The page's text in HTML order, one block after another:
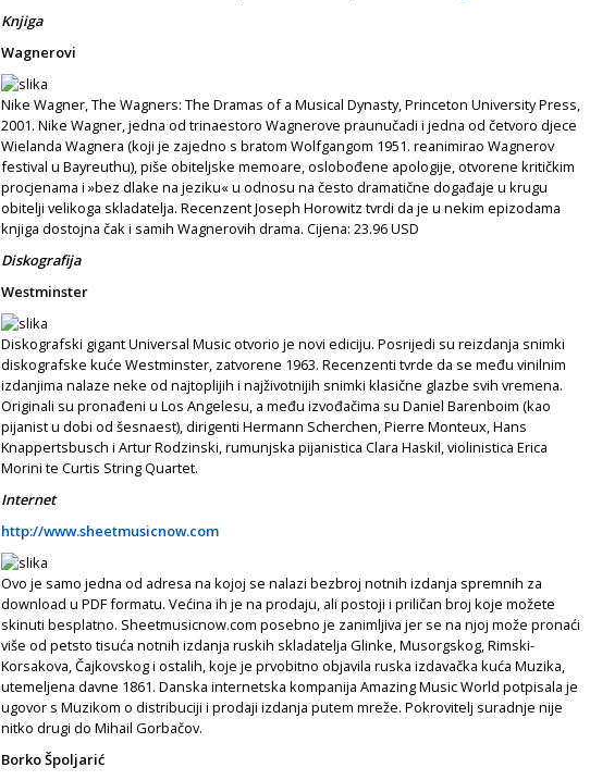
Knjiga
Wagnerovi
Nike Wagner, The Wagners: The Dramas of a Musical Dynasty, Princeton University Press,
2001. Nike Wagner, jedna od trinaestoro Wagnerove praunučadi i jedna od četvoro djece
Wielanda Wagnera (koji je zajedno s bratom Wolfgangom 1951. reanimirao Wagnerov
festival u Bayreuthu), piše obiteljske memoare, oslobođene apologije, otvorene kritičkim
procjenama i »bez dlake na jeziku« u odnosu na često dramatične događaje u krugu
obitelji velikoga skladatelja. Recenzent Joseph Horowitz tvrdi da je u nekim epizodama
knjiga dostojna čak i samih Wagnerovih drama. Cijena: 23.96 USD
Diskografija
Westminster
Diskografski gigant Universal Music otvorio je novi ediciju. Posrijedi su reizdanja snimki
diskografske kuće Westminster, zatvorene 1963. Recenzenti tvrde da se među vinilnim
izdanjima nalaze neke od najtoplijih i najživotnijih snimki klasične glazbe svih vremena.
Originali su pronađeni u Los Angelesu, a među izvođačima su Daniel Barenboim (kao
pijanist u dobi od šesnaest), dirigenti Hermann Scherchen, Pierre Monteux, Hans
Knappertsbusch i Artur Rodzinski, rumunjska pijanistica Clara Haskil, violinistica Erica
Morini te Curtis String Quartet.
Internet
http://www.sheetmusicnow.com
Ovo je samo jedna od adresa na kojoj se nalazi bezbroj notnih izdanja spremnih za
download u PDF formatu. Većina ih je na prodaju, ali postoji i priličan broj koje možete
skinuti besplatno. Sheetmusicnow.com posebno je zanimljiva jer se na njoj može pronaći
više od petsto tisuća notnih izdanja ruskih skladatelja Glinke, Musorgskog, Rimski-
Korsakova, Čajkovskog i ostalih, koje je prvobitno objavila ruska izdavačka kuća Muzika,
utemeljena davne 1861. Danska internetska kompanija Amazing Music World potpisala je
ugovor s Muzikom o distribuciji i prodaji izdanja putem mreže. Pokrovitelj suradnje nije
nitko drugi do Mihail Gorbačov.
Borko Špoljarić